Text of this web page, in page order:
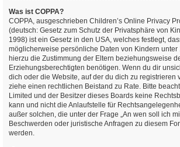
Was ist COPPA?
COPPA, ausgeschrieben Children’s Online Privacy
(deutsch: Gesetz zum Schutz der Privatsphäre von
1998) ist ein Gesetz in den USA, welches festlegt,
möglicherweise persönliche Daten von Kindern
hierzu die Zustimmung der Eltern beziehungsweise
Erziehungsberechtigten benötigen. Wenn du dir
dich oder die Website, auf der du dich zu registrieren
ziehe einen rechtlichen Beistand zu Rate. Bitte
Limited und der Besitzer dieses Boards keine
kann und nicht die Anlaufstelle für
außer solchen, die unter der Frage „An wen soll ich
Beschwerden oder juristische Anfragen zu diesem
werden.